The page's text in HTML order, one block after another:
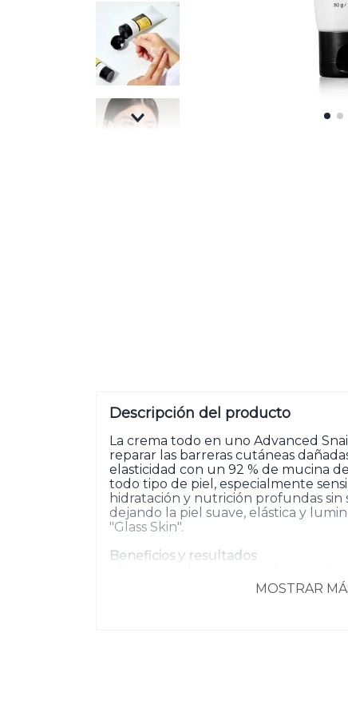
Descripción del producto
La crema todo en uno Advanced
reparar las barreras cutáneas
elasticidad con un 92 % de mucina
todo tipo de piel, especialmente
hidratación y nutrición profundas sin
dejando la piel suave, elástica y
"Glass Skin".
Beneficios y resultados
- Mejora la textura de la piel y
MOSTRAR